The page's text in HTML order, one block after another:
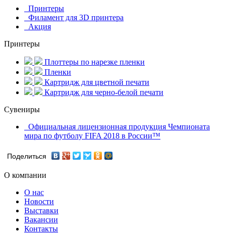
Принтеры
Филамент для 3D принтера
Акция
Принтеры
Плоттеры по нарезке пленки
Пленки
Картридж для цветной печати
Картридж для черно-белой печати
Сувениры
Официальная лицензионная продукция Чемпионата
мира по футболу FIFA 2018 в России™
Поделиться
О компании
О нас
Новости
Выставки
Вакансии
Контакты